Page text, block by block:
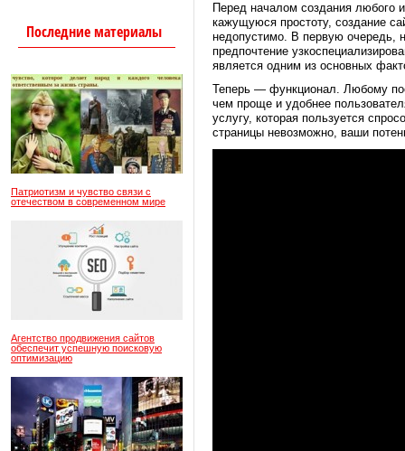
Последние материалы
Патриотизм и чувство связи с
отечеством в современном мире
Агентство продвижения сайтов
обеспечит успешную поисковую
оптимизацию
Перед началом создания любого
кажущуюся простоту, создание
недопустимо. В первую очередь,
предпочтение
является одним из основных
Теперь — функционал. Любому
чем проще и удобнее
услугу, которая пользуется
страницы невозможно, ваши